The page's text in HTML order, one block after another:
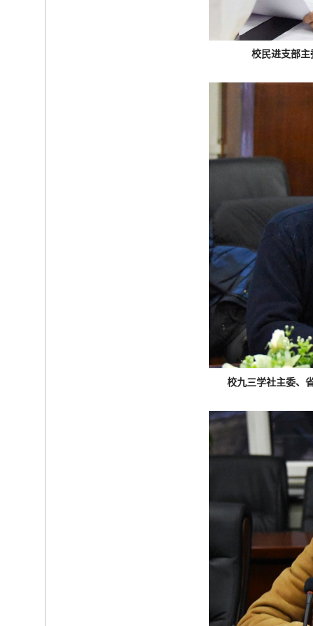
校民进支部主
校九三学社主委、